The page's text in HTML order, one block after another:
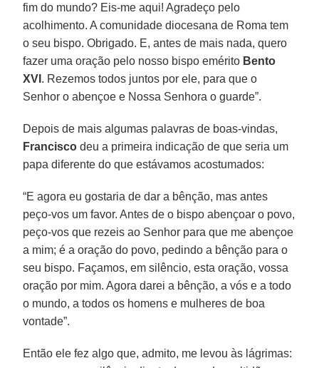
fim do mundo? Eis-me aqui! Agradeço pelo
acolhimento. A comunidade diocesana de Roma tem
o seu bispo. Obrigado. E, antes de mais nada, quero
fazer uma oração pelo nosso bispo emérito Bento
XVI . Rezemos todos juntos por ele, para que o
Senhor o abençoe e Nossa Senhora o guarde”.
Depois de mais algumas palavras de boas-vindas,
Francisco deu a primeira indicação de que seria um
papa diferente do que estávamos acostumados:
“E agora eu gostaria de dar a bênção, mas antes
peço-vos um favor. Antes de o bispo abençoar o povo,
peço-vos que rezeis ao Senhor para que me abençoe
a mim; é a oração do povo, pedindo a bênção para o
seu bispo. Façamos, em silêncio, esta oração, vossa
oração por mim. Agora darei a bênção, a vós e a todo
o mundo, a todos os homens e mulheres de boa
vontade”.
Então ele fez algo que, admito, me levou às lágrimas: